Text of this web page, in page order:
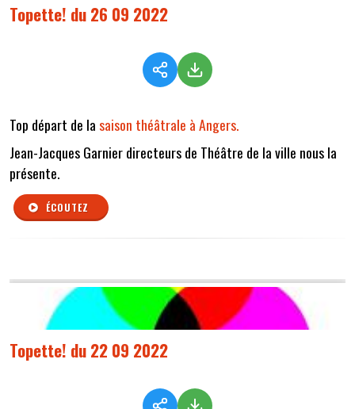
Topette! du 26 09 2022
Top départ de lasaison théâtrale à Angers.
Jean-Jacques Garnier directeurs de Théâtre de la ville nous la
présente.
ÉCOUTEZ
Topette! du 22 09 2022